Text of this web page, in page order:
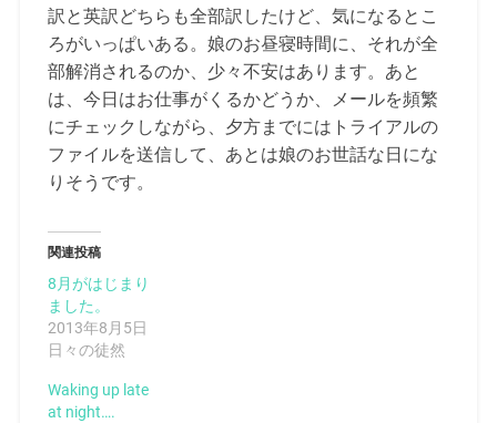
訳と英訳どちらも全部訳したけど、気になるとこ
ろがいっぱいある。娘のお昼寝時間に、それが全
部解消されるのか、少々不安はあります。あと
は、今日はお仕事がくるかどうか、メールを頻繁
にチェックしながら、夕方までにはトライアルの
ファイルを送信して、あとは娘のお世話な日にな
りそうです。
関連投稿
8月がはじまり
ました。
2013年8月5日
日々の徒然
Waking up late
at night….